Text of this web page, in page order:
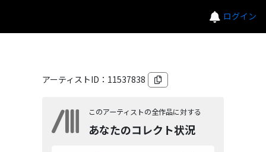
ログイン
アーティストID： 11537838
このアーティストの全作品に対する
あなたのコレクト状況